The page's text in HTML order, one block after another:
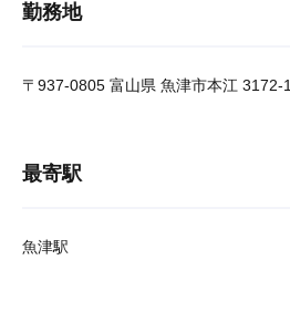
勤務地
〒937-0805 富山県 魚津市本江 3172-1
最寄駅
魚津駅